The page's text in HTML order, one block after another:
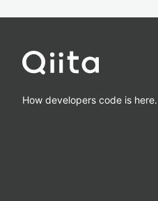
How developers code is here.